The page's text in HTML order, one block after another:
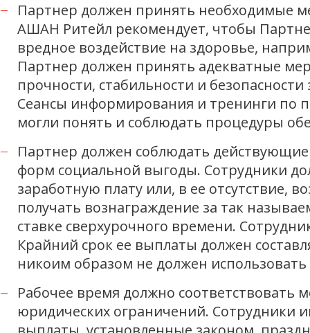
Партнер должен принять необходимые
АШАН Ритейл рекомендует, чтобы
вредное воздействие на здоровье,
Партнер должен принять адекватные
прочности, стабильности и
Сеансы информирования и тренинги по
могли понять и соблюдать процедуры
Партнер должен соблюдать
форм социальной выгоды. Сотрудники
заработную плату или, в ее отсутствие,
получать вознаграждение за так
ставке сверхурочного времени.
Крайний срок ее выплаты должен
никоим образом не должен
Рабочее время должно
юридических ограничений. Сотрудники